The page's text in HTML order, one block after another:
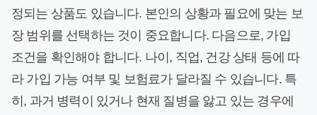
정되는 상품도 있습니다. 본인의 상황과 필요에 맞는 보
장 범위를 선택하는 것이 중요합니다. 다음으로, 가입
조건을 확인해야 합니다. 나이, 직업, 건강 상태 등에 따
라 가입 가능 여부 및 보험료가 달라질 수 있습니다. 특
히, 과거 병력이 있거나 현재 질병을 앓고 있는 경우에